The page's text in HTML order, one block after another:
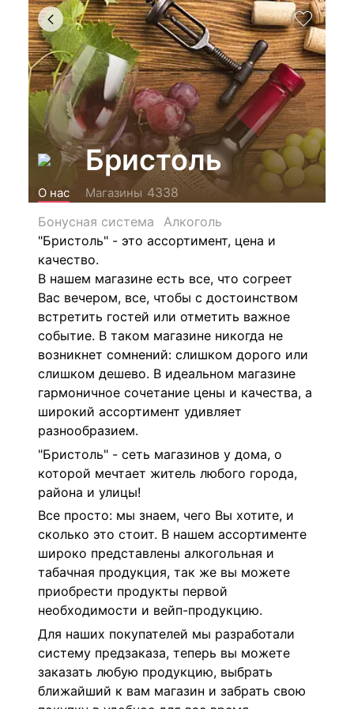
Бристоль
О нас Магазины 4338
Бонусная система
Алкоголь
"Бристоль" - это ассортимент, цена и
качество.
В нашем магазине есть все, что согреет
Вас вечером, все, чтобы с достоинством
встретить гостей или отметить важное
событие. В таком магазине никогда не
возникнет сомнений: слишком дорого или
слишком дешево. В идеальном магазине
гармоничное сочетание цены и качества, а
широкий ассортимент удивляет
разнообразием.
"Бристоль" - сеть магазинов у дома, о
которой мечтает житель любого города,
района и улицы!
Все просто: мы знаем, чего Вы хотите, и
сколько это стоит. В нашем ассортименте
широко представлены алкогольная и
табачная продукция, так же вы можете
приобрести продукты первой
необходимости и вейп-продукцию.
Для наших покупателей мы разработали
систему предзаказа, теперь вы можете
заказать любую продукцию, выбрать
ближайший к вам магазин и забрать свою